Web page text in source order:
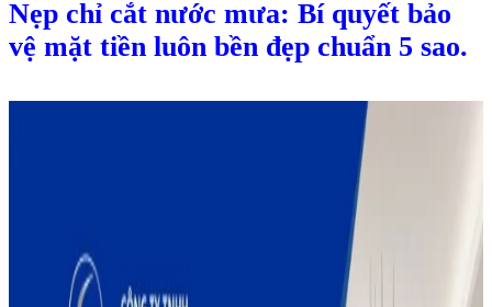
Nẹp chỉ cắt nước mưa: Bí quyết bảo
vệ mặt tiền luôn bền đẹp chuẩn 5 sao.